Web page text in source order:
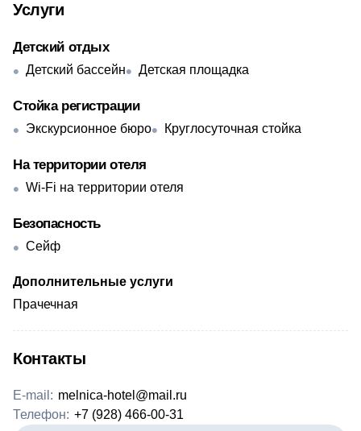
Услуги
Детский отдых
Детский бассейн Детская площадка
Стойка регистрации
Экскурсионное бюро Круглосуточная стойка
На территории отеля
Wi-Fi на территории отеля
Безопасность
Сейф
Дополнительные услуги
Прачечная
Контакты
E-mail: melnica-hotel@mail.ru
Телефон: +7 (928) 466-00-31